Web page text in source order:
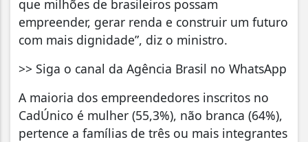
que milhões de brasileiros possam
empreender, gerar renda e construir um futuro
com mais dignidade”, diz o ministro.
>> Siga o canal da Agência Brasil no WhatsApp
A maioria dos empreendedores inscritos no
CadÚnico é mulher (55,3%), não branca (64%),
pertence a famílias de três ou mais integrantes